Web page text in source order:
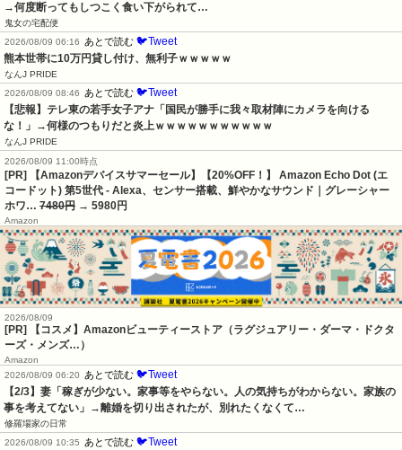
→何度断ってもしつこく食い下がられて…
鬼女の宅配便
2026/08/09 06:16
あとで読む 🐦Tweet
熊本世帯に10万円貸し付け、無利子ｗｗｗｗｗ
なんJ PRIDE
2026/08/09 08:46
あとで読む 🐦Tweet
【悲報】テレ東の若手女子アナ「国民が勝手に我々取材陣にカメラを向ける
な！」→何様のつもりだと炎上ｗｗｗｗｗｗｗｗｗｗｗ
なんJ PRIDE
2026/08/09 11:00時点
[PR] 【Amazonデバイスサマーセール】【20%OFF！】 Amazon Echo Dot (エ
コードット) 第5世代 - Alexa、センサー搭載、鮮やかなサウンド｜グレーシャー
ホワ… 7480円 → 5980円
Amazon
2026/08/09
[PR] 【コスメ】Amazonビューティーストア（ラグジュアリー・ダーマ・ドクタ
ーズ・メンズ…）
Amazon
2026/08/09 06:20
あとで読む 🐦Tweet
【2/3】妻「稼ぎが少ない。家事等をやらない。人の気持ちがわからない。家族の
事を考えてない」→離婚を切り出されたが、別れたくなくて…
修羅場家の日常
2026/08/09 10:35
あとで読む 🐦Tweet